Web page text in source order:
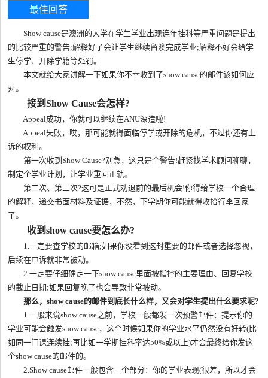
最佳回答
Show cause是澳洲的大学在学生学业出现连年挂科等严重问题是提出
的比较严重的警告;解释好了会让学生继续留澳完成学业;解释不好会给学
生停学、开除学籍等处罚。
本文就给大家讲解一下如果你不幸收到了show cause的邮件该如何应
对。
接到Show Cause会怎样?
Appeal成功，你就可以继续在ANU深造啦!
Appeal失败，哎，那可能就得面临停学或开除的危机，不过你还有上
诉的权利。
第一次收到Show Cause?别急，这只是个警告!赶紧找学术顾问聊聊，
制定个学业计划，让学业重回正轨。
第二次、第三次?这可是正式劝退前的最后机会!你得给学校一个合理
的解释，递交书面材料及证据，不然，下学期你可能就得收拾行李回家
了。
收到show cause要怎么办?
1.一定要查学校的邮箱;如果你没看到这封重要的邮件或者选择忽视，
后续在申诉就非常被动。
2.一定要仔细确定一下show cause里面被指控的主要理由、回复学校
的截止日期;如果回复晚了也会导致非常被动。
那么，show cause的邮件到底长什么样，又会对学生提出什么要求呢?
1.一般来说show cause之前，学校一般都发一次预警邮件：提示你的
学业可能会触发show cause，这个时候如果你的学业水平仍然没有好转(比
如同一门课连续挂;再比如一学期挂科率达50%或以上)才会最终给你发这
个show cause的邮件的。
2.Show cause邮件一般包含三个部分：你的学业表现(很差，所以才会